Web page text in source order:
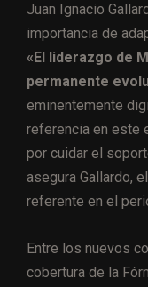
Juan Ignacio
importancia de
«El liderazgo de
permanente
eminentemente
referencia en este
por cuidar el
asegura Gallardo,
referente en el
Entre los nuevos
cobertura de la